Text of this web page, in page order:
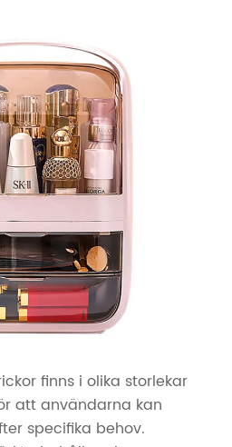
finns i olika storlekar
att användarna kan
specifika behov.